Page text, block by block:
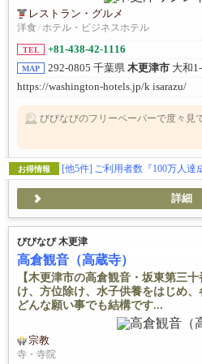
レストラン・グルメ
洋食 /ホテル・ビジネスホテル
TEL +81-438-42-1116
MAP 292-0805 千葉県 木更津市 大和
https://washington-hotels.jp/k isarazu/
びびなびのフリーペーパーで度々見
いました！この日はどうしてもホテ
て周辺ホテルを調べていた所、ふ
索！大人2000円と安かったので早速
は、本格フレンチトーストが食べら
リーソース、マンゴーソースやココ
で、生クリームもかけ放題。フーカ
レー専用のものが用意されてます。
美味しくて、漁師のぶっかけ鰹節海
した。次はランチビュッフェも行っ
お得情報 [他5件] ご利用者数『100万人達
詳細
びびなび 木更津
高倉観音（高蔵寺）
【木更津市の高倉観音・坂東第三
け、方位除け、水子供養をはじめ、
どんな願い事でも結構です...
宗教
寺・寺院